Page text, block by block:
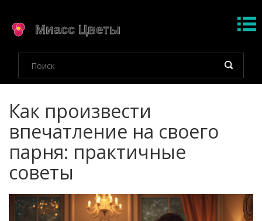
Как произвести
впечатление на своего
парня: практичные
советы